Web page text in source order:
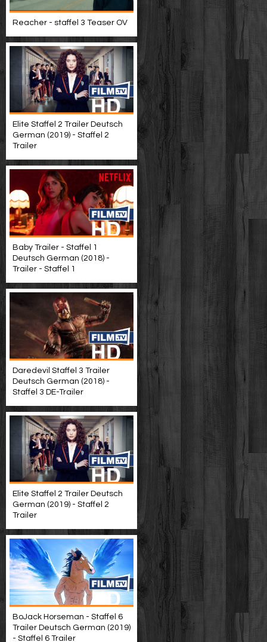
Reacher - staffel 3 Teaser OV
Elite Staffel 2 Trailer Deutsch
German (2019) - Staffel 2
Trailer
Baby Trailer - Staffel 1
Deutsch German (2018) -
Trailer - Staffel 1
Daredevil Staffel 3 Trailer
Deutsch German (2018) -
Staffel 3 DE-Trailer
Elite Staffel 2 Trailer Deutsch
German (2019) - Staffel 2
Trailer
BoJack Horseman - Staffel 6
Trailer Deutsch German (2019)
- Staffel 6 Trailer